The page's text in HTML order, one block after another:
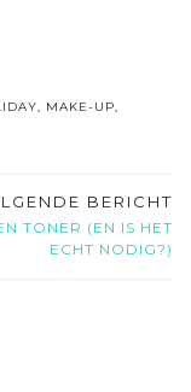
, MAKE-UP,
BERICHT
TONER (EN IS HET
ECHT NODIG?)